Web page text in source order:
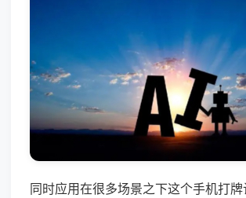
同时应用在很多场景之下这个手机打